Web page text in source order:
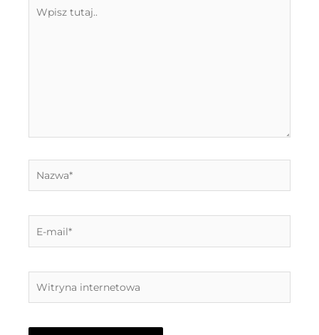
tutaj..
mail*
internetowa